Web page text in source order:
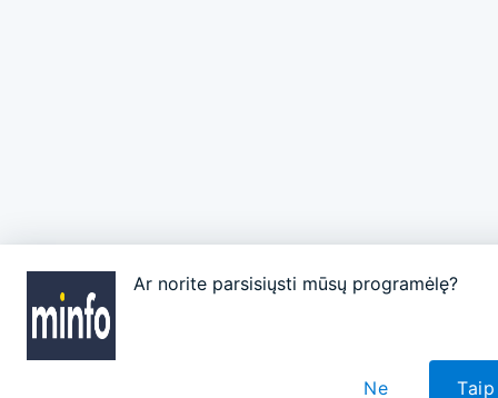
Ar norite parsisiųsti mūsų programėlę?
Taip
Ne